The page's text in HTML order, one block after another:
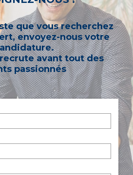
que vous recherchez
envoyez-nous votre
avant tout des
passionnés